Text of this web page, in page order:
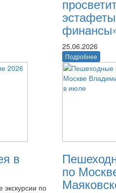
25.06.2026
Подробнее
в
экскурсии по
по